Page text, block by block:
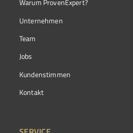
Warum ProvenExpert?
Unternehmen
Team
Jobs
Kundenstimmen
Kontakt